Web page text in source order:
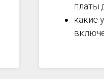
платы
какие